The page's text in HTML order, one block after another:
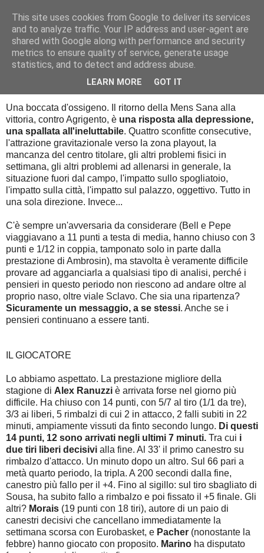
Palla al cerchio
domenica 6 gennaio 2019
Una boccata d'ossigeno. Il ritorno della Mens Sana alla
vittoria, contro Agrigento, è una risposta alla depressione,
una spallata all'ineluttabile. Quattro sconfitte consecutive,
l'attrazione gravitazionale verso la zona playout, la
mancanza del centro titolare, gli altri problemi fisici in
settimana, gli altri problemi ad allenarsi in generale, la
situazione fuori dal campo, l'impatto sullo spogliatoio,
l'impatto sulla città, l'impatto sul palazzo, oggettivo. Tutto in
una sola direzione. Invece...
C'è sempre un'avversaria da considerare (Bell e Pepe
viaggiavano a 11 punti a testa di media, hanno chiuso con 3
punti e 1/12 in coppia, tamponato solo in parte dalla
prestazione di Ambrosin), ma stavolta è veramente difficile
provare ad agganciarla a qualsiasi tipo di analisi, perché i
pensieri in questo periodo non riescono ad andare oltre al
proprio naso, oltre viale Sclavo. Che sia una ripartenza?
Sicuramente un messaggio, a se stessi. Anche se i
pensieri continuano a essere tanti.
IL GIOCATORE
Lo abbiamo aspettato. La prestazione migliore della
stagione di Alex Ranuzzi è arrivata forse nel giorno più
difficile. Ha chiuso con 14 punti, con 5/7 al tiro (1/1 da tre),
3/3 ai liberi, 5 rimbalzi di cui 2 in attacco, 2 falli subiti in 22
minuti, ampiamente vissuti da finto secondo lungo. Di questi
14 punti, 12 sono arrivati negli ultimi 7 minuti. Tra cui i
due tiri liberi decisivi alla fine. Al 33' il primo canestro su
rimbalzo d'attacco. Un minuto dopo un altro. Sul 66 pari a
metà quarto periodo, la tripla. A 200 secondi dalla fine,
canestro più fallo per il +4. Fino al sigillo: sul tiro sbagliato di
Sousa, ha subito fallo a rimbalzo e poi fissato il +5 finale. Gli
altri? Morais (19 punti con 18 tiri), autore di un paio di
canestri decisivi che cancellano immediatamente la
settimana scorsa con Eurobasket, e Pacher (nonostante la
febbre) hanno giocato con proposito. Marino ha disputato
This site uses cookies from Google to deliver its services
and to analyze traffic. Your IP address and user-agent are
shared with Google along with performance and security
metrics to ensure quality of service, generate usage
statistics, and to detect and address abuse.
LEARN MORE GOT IT